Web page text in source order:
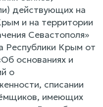
действующих на
и на территории
Севастополя»
Крым от
основаниях и
о
списании
имеющих